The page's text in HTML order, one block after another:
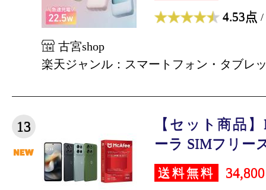
4.53点 /
古宮shop
楽天ジャンル：スマートフォン・タブレ
13
【セット商品
ーラ SIMフリー
送料無料